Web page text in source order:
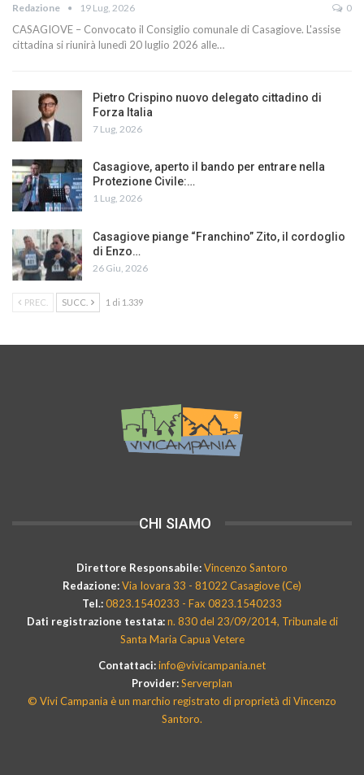
Redazione 19 Lug, 2026 0
CASAGIOVE – Convocato il Consiglio comunale di Casagiove. L'assise
cittadina si riunirà lunedì 20 luglio 2026 alle…
Pietro Crispino nuovo delegato cittadino di
Forza Italia
7 Lug, 2026
Casagiove, aperto il bando per entrare nella
Protezione Civile:…
1 Lug, 2026
Casagiove piange “Franchino” Zito, il cordoglio
di Enzo…
26 Giu, 2026
PREC. SUCC. 1 di 1.339
CHI SIAMO
Direttore Responsabile:Vincenzo Santoro
Redazione:Via Iovara 33 - 81022 Casagiove (Ce)
Tel.:0823.1540233 - Fax 0823.1540233
Dati registrazione testata:n. 830 del 23/09/2014, Tribunale di
Santa Maria Capua Vetere
Contattaci:info@vivicampania.net
Provider:Serverplan
© Vivi Campania è un marchio registrato di proprietà di Vincenzo
Santoro.